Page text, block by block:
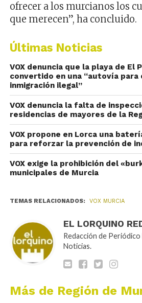
ofrecer a los murcianos los
que merecen”, ha concluido.
Últimas Noticias
VOX denuncia que la playa de El
convertido en una “autovía
inmigración ilegal”
VOX denuncia la falta de
residencias de mayores de la
VOX propone en Lorca una
para reforzar la prevención de
VOX exige la prohibición del
municipales de Murcia
TEMAS RELACIONADOS: VOX MURCIA
EL LORQUINO
Redacción de Periódico
Noticias.
Más de Región de